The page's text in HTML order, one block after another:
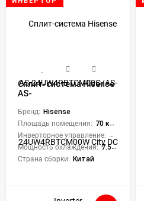
Сплит-система Hisense
AS-
24UW4RBTCM00W City
DC Inverter
Бренд: Hisense
Площадь помещения: 70 кв. м.
Инверторное управление: Да
Мощность охлаждения: 7.55 кВт
Страна сборки: Китай